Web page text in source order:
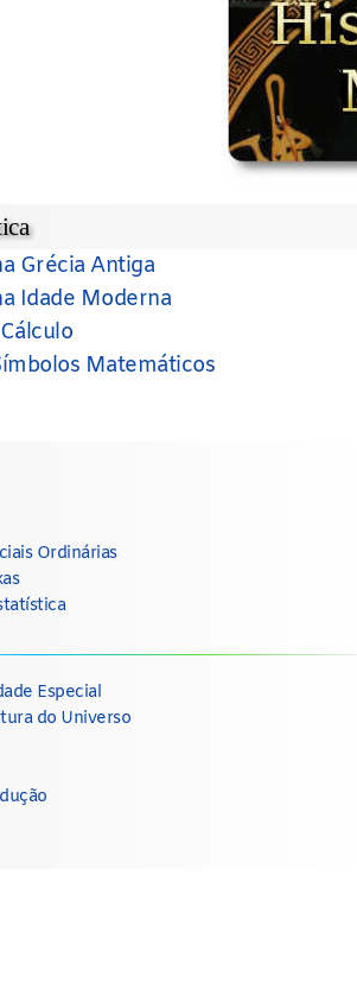
Grécia Antiga
Idade Moderna
Matemáticos
Ordinárias
Especial
do Universo